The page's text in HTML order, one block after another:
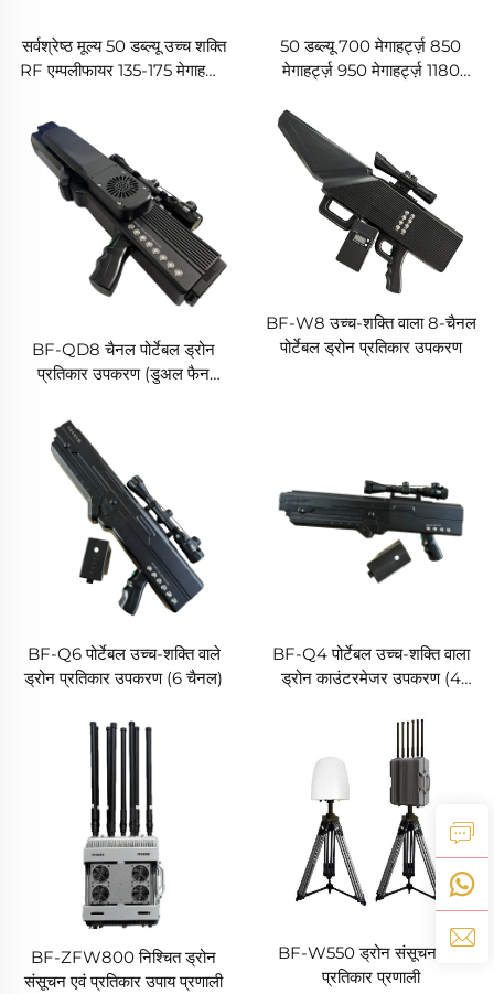
सर्वश्रेष्ठ मूल्य 50 डब्ल्यू उच्च शक्ति
RF एम्पलीफायर 135-175 मेगाहर्ट्ज़
LORA मॉड्यूल एंटी-FPV सिस्टम
काउंटर ड्रोन सप्रेसर UAV के लिए
50 डब्ल्यू 700 मेगाहर्ट्ज़ 850
मेगाहर्ट्ज़ 950 मेगाहर्ट्ज़ 1180
मेगाहर्ट्ज़ 1620 मेगाहर्ट्ज़ 47
डीबीएम उच्च लाभ पावर एयर सुरक्षा
वैकल्पिक मॉड्यूल UAV मॉड्यूल के
लिए
BF-QD8 चैनल पोर्टेबल ड्रोन
प्रतिकार उपकरण (डुअल फैन
BF-W8 उच्च-शक्ति वाला 8-चैनल
पोर्टेबल ड्रोन प्रतिकार उपकरण
BF-Q6 पोर्टेबल उच्च-शक्ति वाले
ड्रोन प्रतिकार उपकरण (6 चैनल)
BF-Q4 पोर्टेबल उच्च-शक्ति वाला
ड्रोन काउंटरमेजर उपकरण (4
BF-ZFW800 निश्चित ड्रोन
संसूचन एवं प्रतिकार उपाय प्रणाली
BF-W550 ड्रोन संसूचन और
प्रतिकार प्रणाली